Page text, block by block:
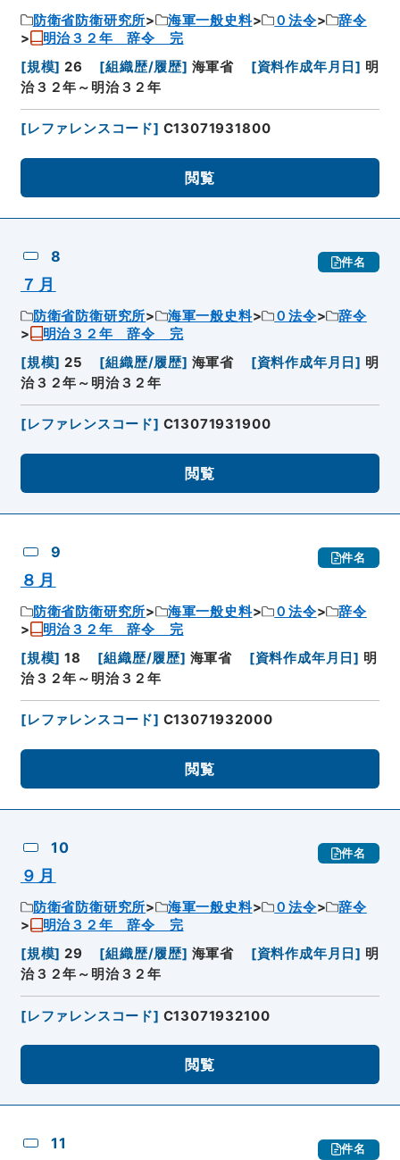
防衛省防衛研究所 海軍一般史料 ０法令
辞令
明治３２年 辞令 完
[規模] 26 [組織歴/履歴] 海軍省 [資料作成年月日] 明
治３２年～明治３２年
[レファレンスコード] C13071931800
閲覧
8 件名
７月
防衛省防衛研究所 海軍一般史料 ０法令
辞令
明治３２年 辞令 完
[規模] 25 [組織歴/履歴] 海軍省 [資料作成年月日] 明
治３２年～明治３２年
[レファレンスコード] C13071931900
閲覧
9 件名
８月
防衛省防衛研究所 海軍一般史料 ０法令
辞令
明治３２年 辞令 完
[規模] 18 [組織歴/履歴] 海軍省 [資料作成年月日] 明
治３２年～明治３２年
[レファレンスコード] C13071932000
閲覧
10 件名
９月
防衛省防衛研究所 海軍一般史料 ０法令
辞令
明治３２年 辞令 完
[規模] 29 [組織歴/履歴] 海軍省 [資料作成年月日] 明
治３２年～明治３２年
[レファレンスコード] C13071932100
閲覧
11 件名